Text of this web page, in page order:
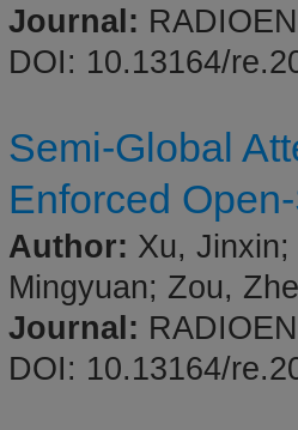
Journal:
DOI: 10.13164/
Semi-Global
Enforced
Author: Xu,
Mingyuan; Zou,
Journal:
DOI: 10.13164/